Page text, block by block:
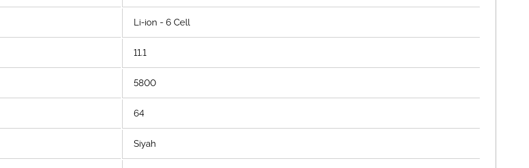
Li-ion - 6 Cell
11.1
5800
64
Siyah